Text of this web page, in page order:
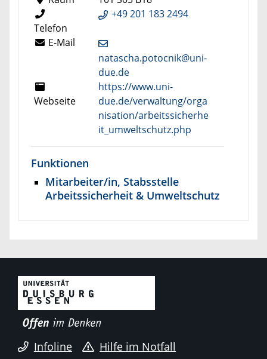
Telefon
+49 201 183 2494
E-Mail
natascha.potocnik@uni-
due.de
Webseite
https://www.uni-
due.de/verwaltung/orga
nisation/arbeitssicherhe
it_umweltschutz.php
Funktionen
Mitarbeiter/in, Stabsstelle
Arbeitssicherheit & Umweltschutz
Infoline
Hilfe im Notfall